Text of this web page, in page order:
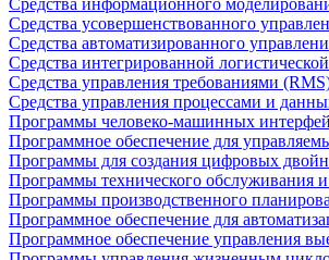
Средства информационного
Средства усовершенствованного
Средства автоматизированного
Средства интегрированной
Средства управления требованиями
Средства управления процессами и
Программы человеко-машинных
Программное обеспечение для
Программы для создания цифровых
Программы технического обслуживания
Программы производственного
Программное обеспечение для
Программное обеспечение управления